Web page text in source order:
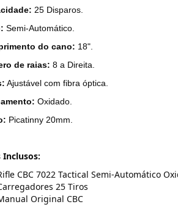
25 Disparos.
Semi-Automático.
do cano: 18".
de raias: 8 a Direita.
Ajustável com fibra óptica.
Oxidado.
Picatinny 20mm.
Inclusos:
CBC 7022 Tactical Semi-Automático
25 Tiros
Original CBC